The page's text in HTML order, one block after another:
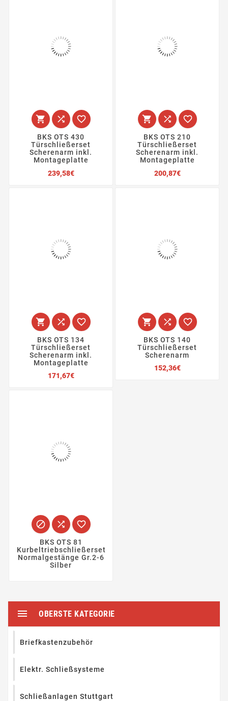
  
BKS OTS 430
Türschließerset
Scherenarm inkl.
Montageplatte
239,58€Preis
  
BKS OTS 210
Türschließerset
Scherenarm inkl.
Montageplatte
200,87€Preis
  
BKS OTS 134
Türschließerset
Scherenarm inkl.
Montageplatte
171,67€Preis
  
BKS OTS 140
Türschließerset
Scherenarm
152,36€Preis
  
BKS OTS 81
Kurbeltriebschließerset
Normalgestänge Gr.2-6
Silber
OBERSTE KATEGORIE

Briefkastenzubehör
Elektr. Schließsysteme
Schließanlagen Stuttgart